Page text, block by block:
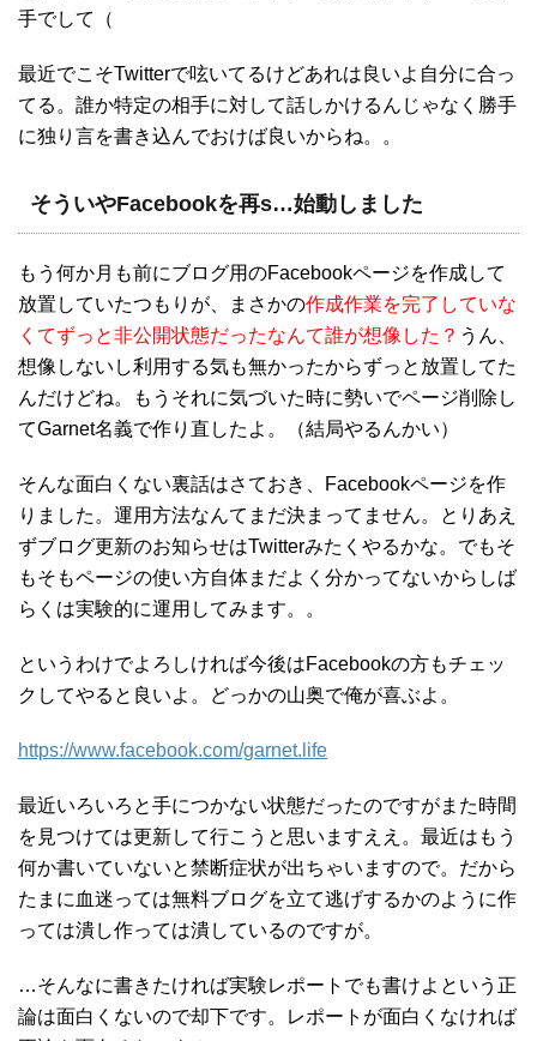
手でして（
最近でこそTwitterで呟いてるけどあれは良いよ自分に合っ
てる。誰か特定の相手に対して話しかけるんじゃなく勝手
に独り言を書き込んでおけば良いからね。。
そういやFacebookを再s…始動しました
もう何か月も前にブログ用のFacebookページを作成して
放置していたつもりが、まさかの作成作業を完了していな
くてずっと非公開状態だったなんて誰が想像した？ うん、
想像しないし利用する気も無かったからずっと放置してた
んだけどね。もうそれに気づいた時に勢いでページ削除し
てGarnet名義で作り直したよ。（結局やるんかい）
そんな面白くない裏話はさておき、Facebookページを作
りました。運用方法なんてまだ決まってません。とりあえ
ずブログ更新のお知らせはTwitterみたくやるかな。でもそ
もそもページの使い方自体まだよく分かってないからしば
らくは実験的に運用してみます。。
というわけでよろしければ今後はFacebookの方もチェッ
クしてやると良いよ。どっかの山奥で俺が喜ぶよ。
https://www.facebook.com/garnet.life
最近いろいろと手につかない状態だったのですがまた時間
を見つけては更新して行こうと思いますええ。最近はもう
何か書いていないと禁断症状が出ちゃいますので。だから
たまに血迷っては無料ブログを立て逃げするかのように作
っては潰し作っては潰しているのですが。
…そんなに書きたければ実験レポートでも書けよという正
論は面白くないので却下です。レポートが面白くなければ